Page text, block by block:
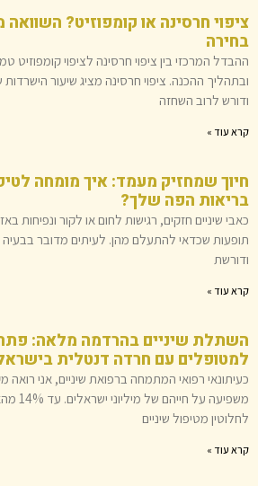
ציפוי חרסינה או קומפוזיט?
בחירה
ההבדל המרכזי בין ציפוי חרסינה לציפוי קומפוזיט
ודורש לרוב השחזה
קרא עוד »
חיוך שמחזיק מעמד: איך מומחה
בריאות הפה שלך?
כאבי שיניים חזקים, רגישות לחום או לקור ונפיחות
תופעות שכדאי להתעלם מהן. לעיתים מדובר
ודורשת
קרא עוד »
השתלת שיניים בהרדמה מלאה:
למטופלים עם חרדה דנטלית
כעיתונאי רפואי המתמחה ברפואת שיניים, אני
לחלוטין מטיפול שיניים
קרא עוד »